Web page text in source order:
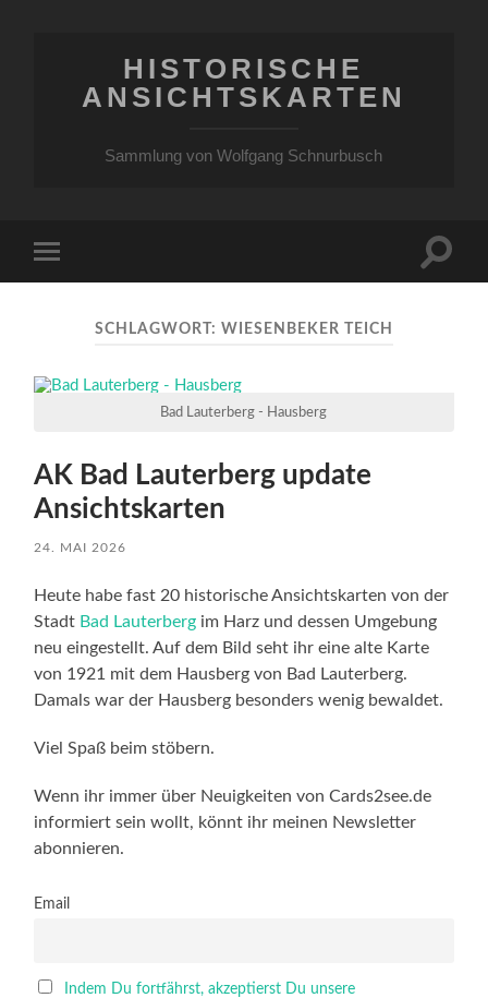
HISTORISCHE
ANSICHTSKARTEN
Sammlung von Wolfgang Schnurbusch
Menü
SCHLAGWORT: WIESENBEKER TEICH
Bad Lauterberg - Hausberg
AK Bad Lauterberg update
Ansichtskarten
24. MAI 2026
Heute habe fast 20 historische Ansichtskarten von der
Stadt Bad Lauterberg im Harz und dessen Umgebung
neu eingestellt. Auf dem Bild seht ihr eine alte Karte
von 1921 mit dem Hausberg von Bad Lauterberg.
Damals war der Hausberg besonders wenig bewaldet.
Viel Spaß beim stöbern.
Wenn ihr immer über Neuigkeiten von Cards2see.de
informiert sein wollt, könnt ihr meinen Newsletter
abonnieren.
Email
Indem Du fortfährst, akzeptierst Du unsere